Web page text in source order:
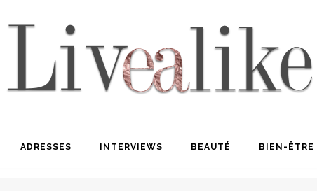
ADRESSES INTERVIEWS BEAUTÉ BIEN-ÊTRE